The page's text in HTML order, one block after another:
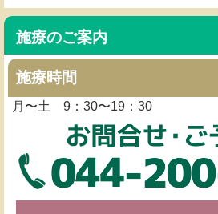
施療のご案内
施療時間
月〜土 9：30〜19：30